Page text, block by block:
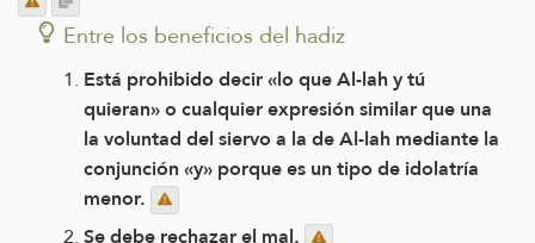
Entre los beneficios del hadiz
Está prohibido decir «lo que Al-lah y tú
quieran» o cualquier expresión similar que una
la voluntad del siervo a la de Al-lah mediante la
conjunción «y» porque es un tipo de idolatría
menor.